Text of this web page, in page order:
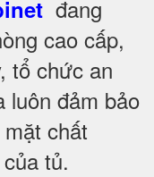
đang
cao cấp,
tổ chức an
luôn đảm bảo
chất
tủ.